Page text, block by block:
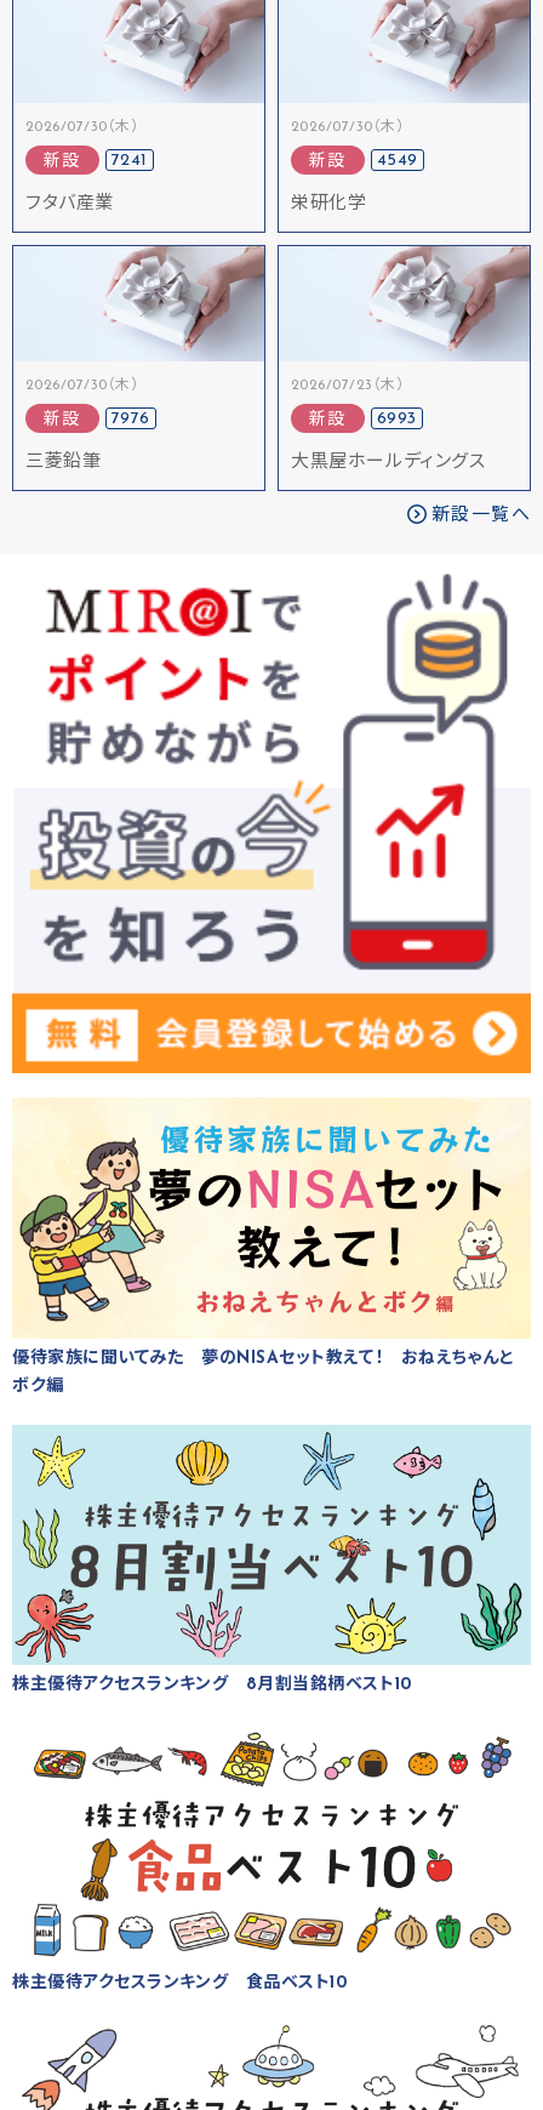
2026/07/30（木）
新設 7241
フタバ産業
2026/07/30（木）
新設 4549
栄研化学
2026/07/30（木）
新設 7976
三菱鉛筆
2026/07/23（木）
新設 6993
大黒屋ホールディングス
新設一覧へ
優待家族に聞いてみた 夢のNISAセット教えて！ おねえちゃんと
ボク編
株主優待アクセスランキング 8月割当銘柄ベスト10
株主優待アクセスランキング 食品ベスト10